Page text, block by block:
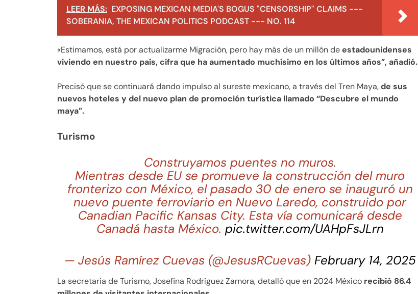
LEER MÁS: EXPOSING MEXICAN MEDIA'S BOGUS "CENSORSHIP" CLAIMS ---
SOBERANIA, THE MEXICAN POLITICS PODCAST --- NO. 114
«Estimamos, está por actualizarme Migración, pero hay más de un millón deestadounidenses
viviendo en nuestro país, cifra que ha aumentado muchísimo en los últimos años”, añadió.
Precisó que se continuará dando impulso al sureste mexicano, a través del Tren Maya,de sus
nuevos hoteles y del nuevo plan de promoción turística llamado “Descubre el mundo
maya”.
Turismo
Construyamos puentes no muros.
Mientras desde EU se promueve la construcción del muro
fronterizo con México, el pasado 30 de enero se inauguró un
nuevo puente ferroviario en Nuevo Laredo, construido por
Canadian Pacific Kansas City. Esta vía comunicará desde
Canadá hasta México. pic.twitter.com/UAHpFsJLrn
— Jesús Ramírez Cuevas (@JesusRCuevas) February 14, 2025
La secretaria de Turismo, Josefina Rodríguez Zamora, detalló que en 2024 México recibió 86.4